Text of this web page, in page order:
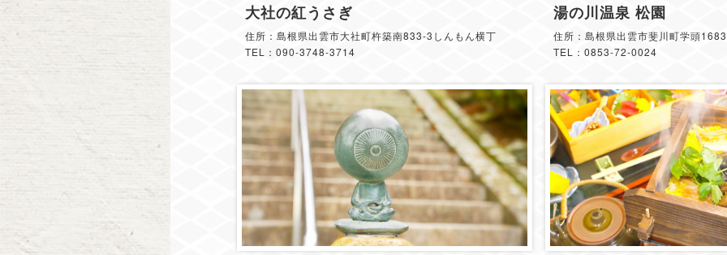
大社の紅うさぎ
住所：島根県出雲市大社町杵築南833-3しんもん横丁
TEL：090-3748-3714
湯の川温泉 松園
住所：島根県出雲市斐川町学頭
TEL：0853-72-0024